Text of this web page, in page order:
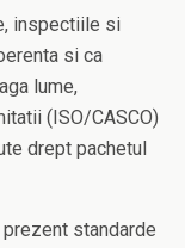
inspectiile si
si ca
lume,
(ISO/CASCO)
drept pachetul
standarde